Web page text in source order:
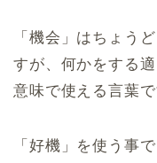
「機会」はちょう
すが、何かをする
意味で使える言葉で
「好機」を使う事